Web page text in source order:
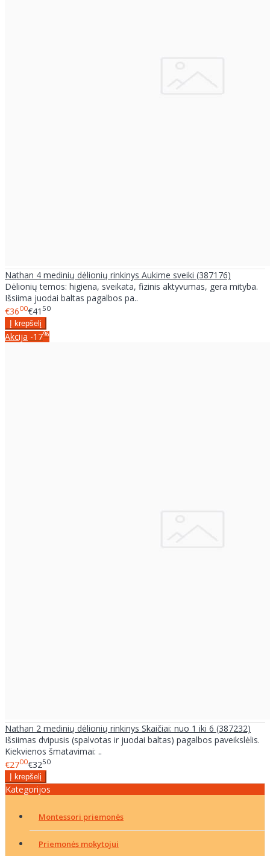
Nathan 4 medinių dėlionių rinkinys Aukime sveiki (387176)
Dėlionių temos: higiena, sveikata, fizinis aktyvumas, gera mityba.
Išsiima juodai baltas pagalbos pa..
€3600€41 50
Akcija -17%
Nathan 2 medinių dėlionių rinkinys Skaičiai: nuo 1 iki 6 (387232)
Išsiimas dvipusis (spalvotas ir juodai baltas) pagalbos paveikslėlis.
Kiekvienos šmatavimai: ..
€2700€3250
Kategorijos
Montessori priemonės
Priemonės mokytojui